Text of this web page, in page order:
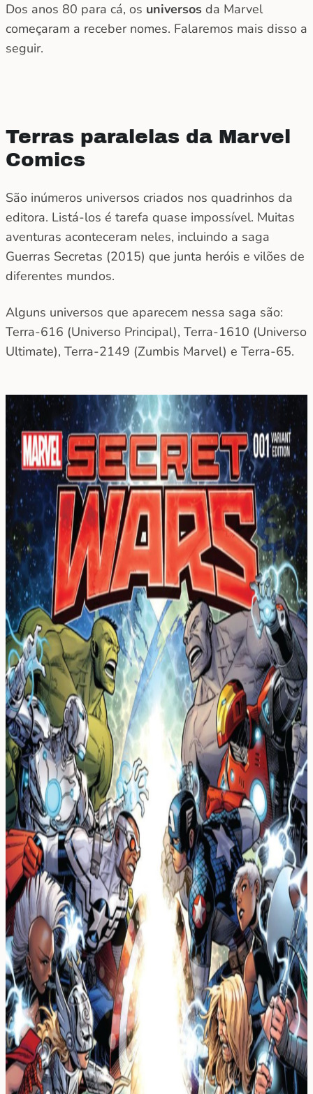
Dos anos 80 para cá, os universos da Marvel
começaram a receber nomes. Falaremos mais disso a
seguir.
Terras paralelas da Marvel
Comics
São inúmeros universos criados nos quadrinhos da
editora. Listá-los é tarefa quase impossível. Muitas
aventuras aconteceram neles, incluindo a saga
Guerras Secretas (2015) que junta heróis e vilões de
diferentes mundos.
Alguns universos que aparecem nessa saga são:
Terra-616 (Universo Principal), Terra-1610 (Universo
Ultimate), Terra-2149 (Zumbis Marvel) e Terra-65.